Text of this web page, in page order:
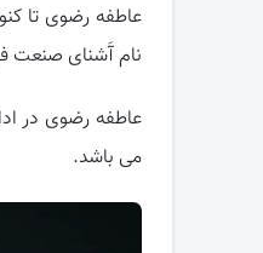
عاطفه رضوی تا
نام آَشنای صنعت
عاطفه رضوی در
می باشد.